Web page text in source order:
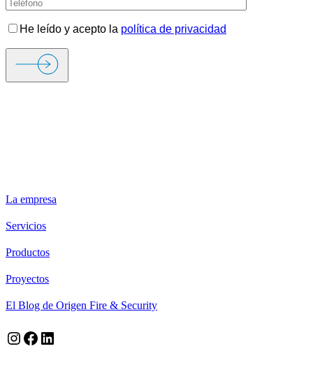
He leído y acepto la política de privacidad
La empresa
Servicios
Productos
Proyectos
El Blog de Origen Fire & Security
Instagram
Facebook
LinkedIn